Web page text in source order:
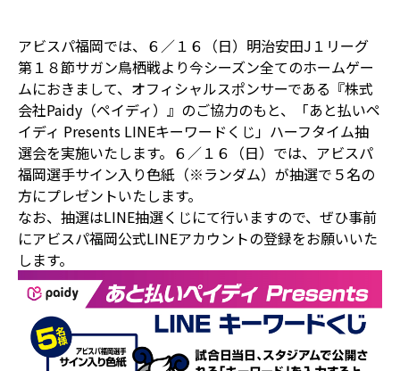
アビスパ福岡では、６／１６（日）明治安田J１リーグ
第１８節サガン鳥栖戦より今シーズン全てのホームゲー
ムにおきまして、オフィシャルスポンサーである『株式
会社Paidy（ペイディ）』のご協力のもと、「あと払いペ
イディ Presents LINEキーワードくじ」ハーフタイム抽
選会を実施いたします。６／１６（日）では、アビスパ
福岡選手サイン入り色紙（※ランダム）が抽選で５名の
方にプレゼントいたします。
なお、抽選はLINE抽選くじにて行いますので、ぜひ事前
にアビスパ福岡公式LINEアカウントの登録をお願いいた
します。